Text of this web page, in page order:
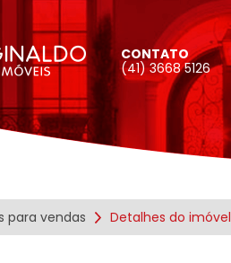
CONTATO
(41) 3668 5126
para vendas Detalhes do imóvel